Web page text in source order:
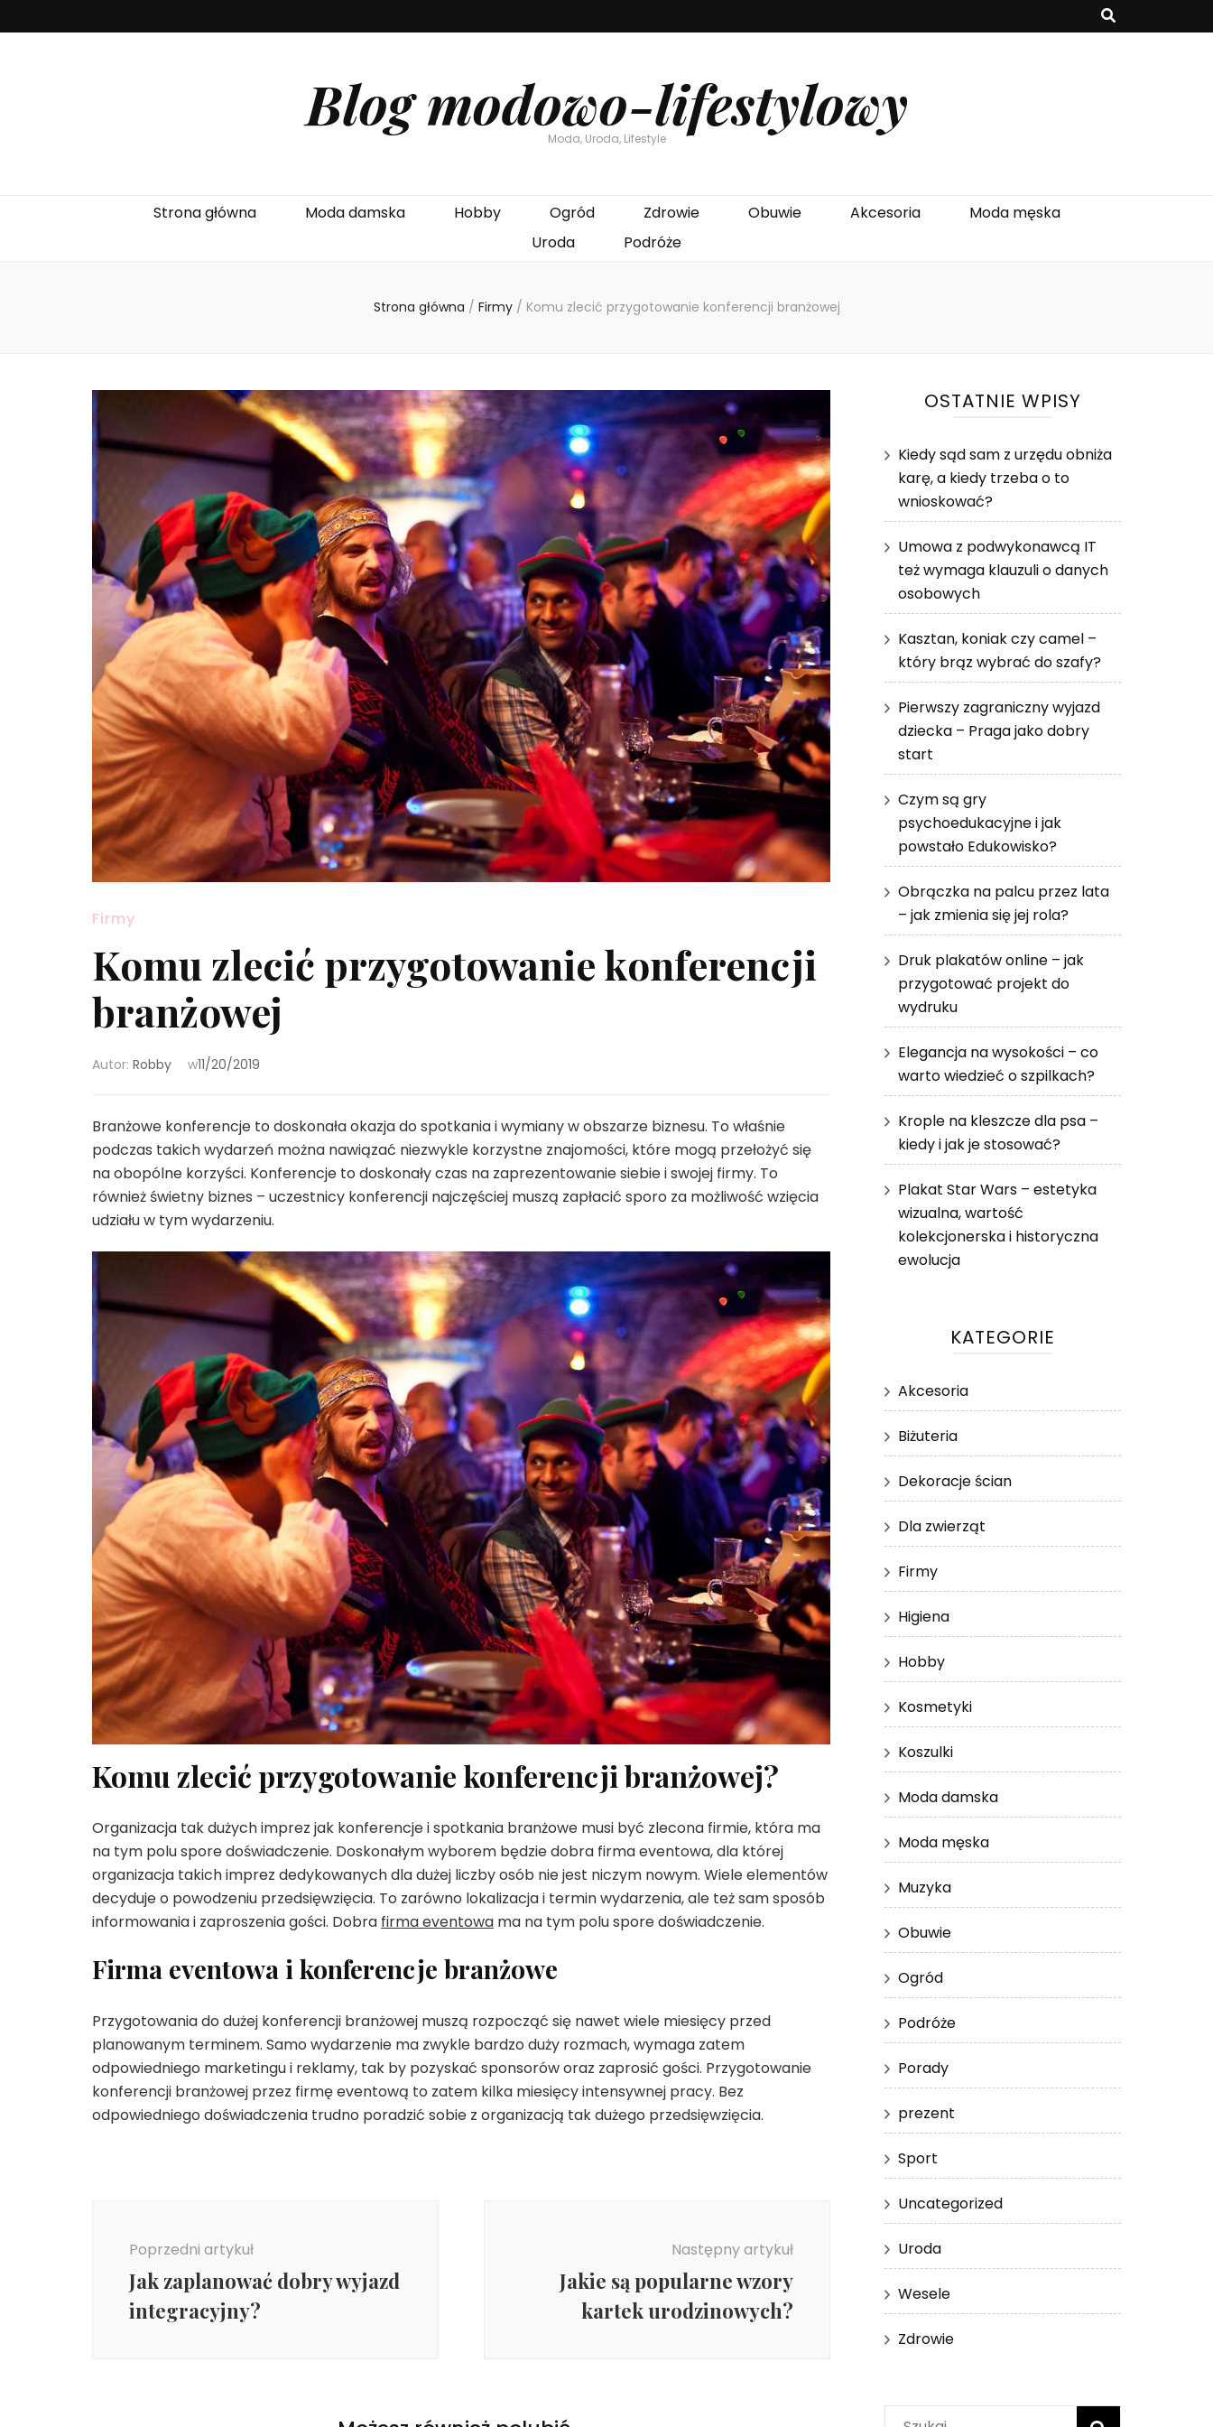
Blog modowo-lifestylowy
Moda, Uroda, Lifestyle
Strona główna Moda damska Hobby Ogród Zdrowie Obuwie Akcesoria
Moda męska
Uroda
Podróże
Strona główna / Firmy / Komu zlecić przygotowanie konferencji branżowej
Firmy
Komu zlecić przygotowanie konferencji
branżowej
Autor: Robby w11/20/2019
Branżowe konferencje to doskonała okazja do spotkania i wymiany w obszarze biznesu. To właśnie
podczas takich wydarzeń można nawiązać niezwykle korzystne znajomości, które mogą przełożyć się
na obopólne korzyści. Konferencje to doskonały czas na zaprezentowanie siebie i swojej firmy. To
również świetny biznes – uczestnicy konferencji najczęściej muszą zapłacić sporo za możliwość wzięcia
udziału w tym wydarzeniu.
Komu zlecić przygotowanie konferencji branżowej?
Organizacja tak dużych imprez jak konferencje i spotkania branżowe musi być zlecona firmie, która ma
na tym polu spore doświadczenie. Doskonałym wyborem będzie dobra firma eventowa, dla której
organizacja takich imprez dedykowanych dla dużej liczby osób nie jest niczym nowym. Wiele elementów
decyduje o powodzeniu przedsięwzięcia. To zarówno lokalizacja i termin wydarzenia, ale też sam sposób
informowania i zaproszenia gości. Dobra firma eventowa ma na tym polu spore doświadczenie.
Firma eventowa i konferencje branżowe
Przygotowania do dużej konferencji branżowej muszą rozpocząć się nawet wiele miesięcy przed
planowanym terminem. Samo wydarzenie ma zwykle bardzo duży rozmach, wymaga zatem
odpowiedniego marketingu i reklamy, tak by pozyskać sponsorów oraz zaprosić gości. Przygotowanie
konferencji branżowej przez firmę eventową to zatem kilka miesięcy intensywnej pracy. Bez
odpowiedniego doświadczenia trudno poradzić sobie z organizacją tak dużego przedsięwzięcia.
Poprzedni artykuł
Jak zaplanować dobry wyjazd
integracyjny?
Następny artykuł
Jakie są popularne wzory
kartek urodzinowych?
OSTATNIE WPISY
Kiedy sąd sam z urzędu obniża
karę, a kiedy trzeba o to
wnioskować?
Umowa z podwykonawcą IT
też wymaga klauzuli o danych
osobowych
Kasztan, koniak czy camel –
który brąz wybrać do szafy?
Pierwszy zagraniczny wyjazd
dziecka – Praga jako dobry
start
Czym są gry
psychoedukacyjne i jak
powstało Edukowisko?
Obrączka na palcu przez lata
– jak zmienia się jej rola?
Druk plakatów online – jak
przygotować projekt do
wydruku
Elegancja na wysokości – co
warto wiedzieć o szpilkach?
Krople na kleszcze dla psa –
kiedy i jak je stosować?
Plakat Star Wars – estetyka
wizualna, wartość
kolekcjonerska i historyczna
ewolucja
KATEGORIE
Akcesoria
Biżuteria
Dekoracje ścian
Dla zwierząt
Firmy
Higiena
Hobby
Kosmetyki
Koszulki
Moda damska
Moda męska
Muzyka
Obuwie
Ogród
Podróże
Porady
prezent
Sport
Uncategorized
Uroda
Wesele
Zdrowie